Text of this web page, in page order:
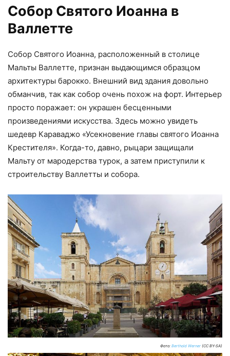
Собор Святого Иоанна в
Валлетте
Собор Святого Иоанна, расположенный в столице
Мальты Валлетте, признан выдающимся образцом
архитектуры барокко. Внешний вид здания довольно
обманчив, так как собор очень похож на форт. Интерьер
просто поражает: он украшен бесценными
произведениями искусства. Здесь можно увидеть
шедевр Караваджо «Усекновение главы святого Иоанна
Крестителя». Когда-то, давно, рыцари защищали
Мальту от мародерства турок, а затем приступили к
строительству Валлетты и собора.
Фото: Berthold Werner (CC BY-SA)